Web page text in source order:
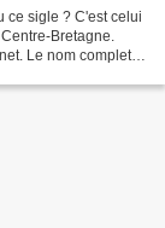
ce sigle ? C'est celui
Bretagne.
Le nom complet,